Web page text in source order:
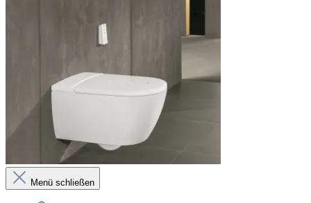
Menü schließen